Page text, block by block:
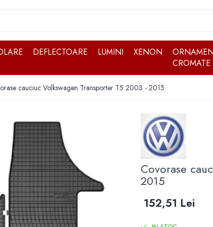
DEFLECTOARE LUMINI XENON
CROMATE
cauciuc Volkswagen Transporter T5 2003 - 2015
Covorase
2015
152,51 Lei